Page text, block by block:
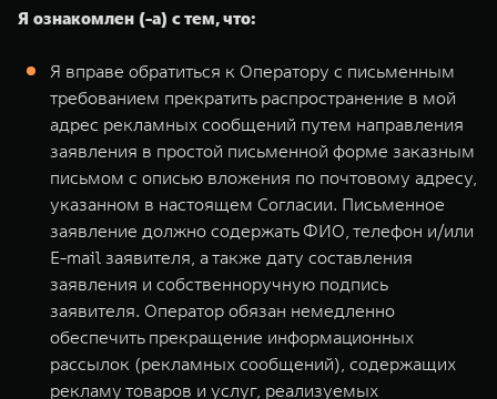
Я ознакомлен (-а) с тем, что:
Я вправе обратиться к Оператору с письменным
требованием прекратить распространение в мой
адрес рекламных сообщений путем направления
заявления в простой письменной форме заказным
письмом с описью вложения по почтовому адресу,
указанном в настоящем Согласии. Письменное
заявление должно содержать ФИО, телефон и/или
E-mail заявителя, а также дату составления
заявления и собственноручную подпись
заявителя. Оператор обязан немедленно
обеспечить прекращение информационных
рассылок (рекламных сообщений), содержащих
рекламу товаров и услуг, реализуемых